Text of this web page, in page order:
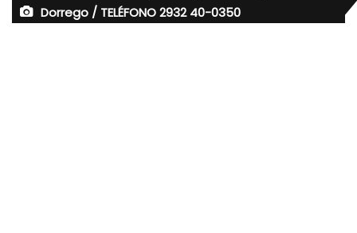
Dorrego / TELÉFONO 2932 40-0350